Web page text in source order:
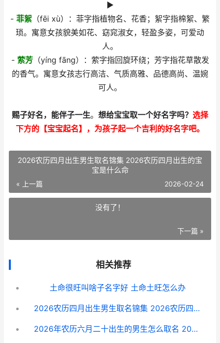
►
- 菲絮 （fēi xù）：菲字指植物名、花香；絮字指棉絮、繁
琐。寓意女孩貌美如花、窈窕淑女，轻盈多姿，可爱动
人。
- 萦芳（yíng fāng）：萦字指回旋环绕；芳字指花草散发
的香气。寓意女孩志行高洁、气质高雅、品德高尚、温婉
可人。
赐子好名，能伴子一生。 想给宝宝取一个好名字吗？ 选择
下方的【宝宝起名】，为孩子起一个吉利的好名字吧。
2026农历四月出生男生取名锦集 2026农历四月出生的宝
宝是什么命
« 上一篇 2026-02-24
没有了！
下一篇 »
相关推荐
土命很旺叫啥子名字好 土命土旺怎么办
2026农历四月出生男生取名锦集 2026农历四月出生的宝宝是什么命
2026年农历六月二十出生的男生怎么取名 2026年农历六月十三黄历